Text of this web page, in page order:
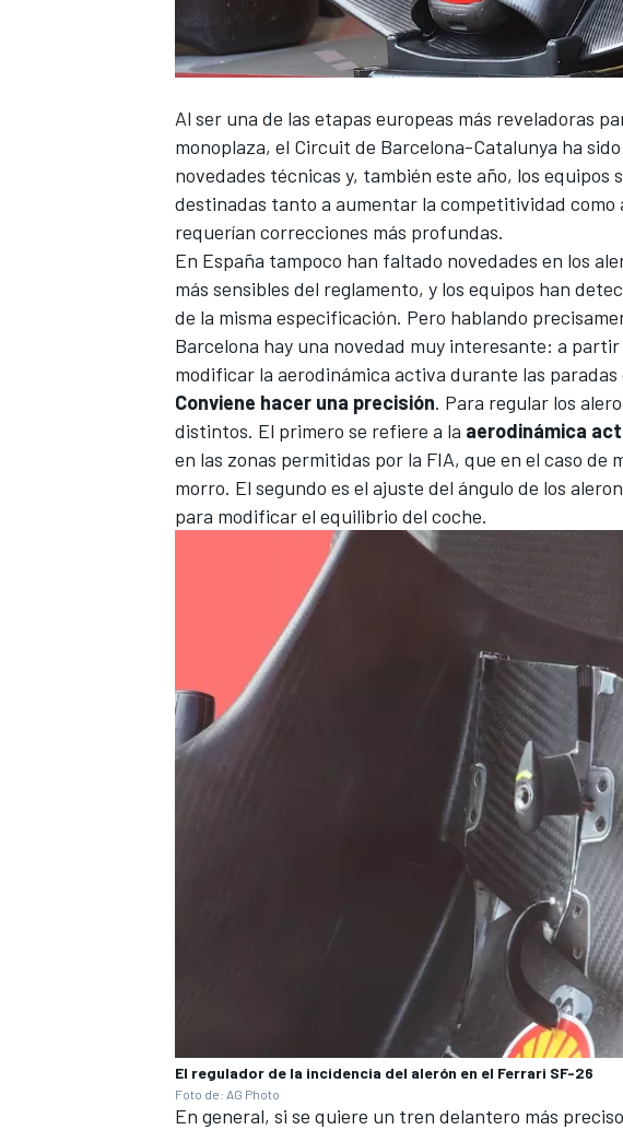
Al ser una de las etapas europeas más reveladoras
monoplaza, el Circuit de Barcelona-Catalunya ha
novedades técnicas y, también este año, los
destinadas tanto a aumentar la competitividad como
requerían correcciones más profundas.
En España tampoco han faltado novedades en los
más sensibles del reglamento, y los equipos han
de la misma especificación. Pero hablando
Barcelona hay una novedad muy interesante: a
modificar la aerodinámica activa durante las paradas
Conviene hacer una precisión. Para regular los
distintos. El primero se refiere a la aerodinámica
en las zonas permitidas por la FIA, que en el caso de
morro. El segundo es el ajuste del ángulo de los
para modificar el equilibrio del coche.
El regulador de la incidencia del alerón en el Ferrari SF-26
Foto de: AG Photo
En general, si se quiere un tren delantero más